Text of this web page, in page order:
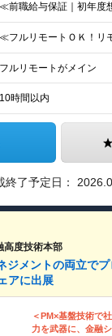
フルリモートがメイン
10時間以内
終了予定日：
度技術本部
メントの両立で
アに出展
＜PM×基盤技術で
力を武器に、金融